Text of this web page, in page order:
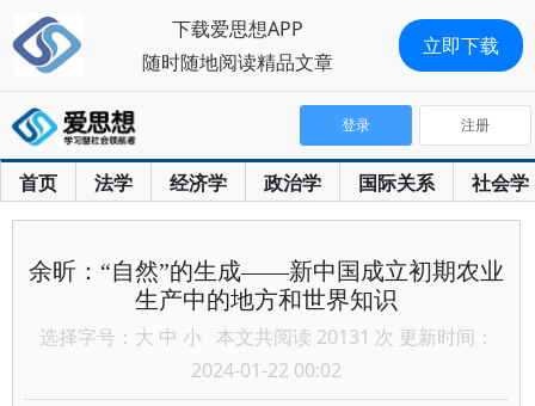
首页 法学 经济学 政治学 国际关系 社会学
登录 注册
余昕：“自然”的生成——新中国成立初期农业
生产中的地方和世界知识
选择字号： 大 中 小 本文共阅读 20131 次 更新时间：
2024-01-22 00:02
下载爱思想APP
随时随地阅读精品文章
立即下载